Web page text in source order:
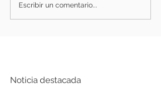
Escribir un comentario...
Noticia destacada